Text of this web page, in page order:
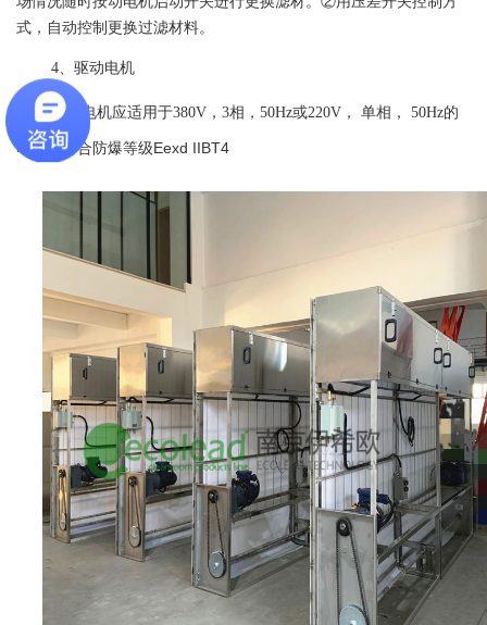
式，自动控制更换过滤材料。
4、驱动电机
驱动电机应适用于380V ， 3相， 50Hz或220V， 单相， 50Hz的
电源。符合防爆等级Eexd IIBT4